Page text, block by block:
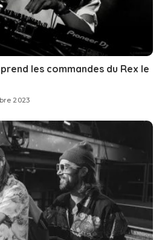
les commandes du Rex le
2023